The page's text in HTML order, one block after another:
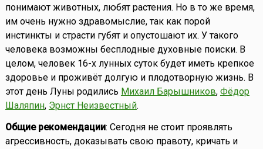
понимают животных, любят растения. Но в то же время,
им очень нужно здравомыслие, так как порой
инстинкты и страсти губят и опустошают их. У такого
человека возможны бесплодные духовные поиски. В
целом, человек 16-х лунных суток будет иметь крепкое
здоровье и проживёт долгую и плодотворную жизнь. В
этот день Луны родились Михаил Барышников, Фёдор
Шаляпин, Эрнст Неизвестный.
Общие рекомендации: Сегодня не стоит проявлять
агрессивность, доказывать свою правоту, кричать и